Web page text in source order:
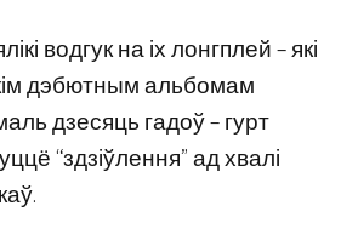
водгук на іх лонгплей – які
дэбютным альбомам
дзесяць гадоў – гурт
“здзіўлення” ад хвалі